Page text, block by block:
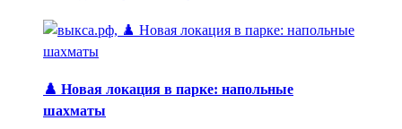
♟️ Новая локация в парке: напольные
шахматы